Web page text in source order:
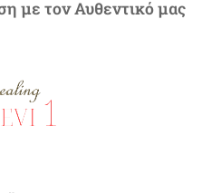
με τον Αυθεντικόμας